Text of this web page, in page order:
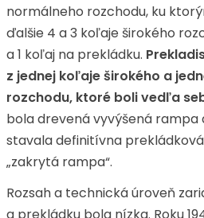
normálneho rozchodu, ku
ďalšie 4 a 3 koľaje širokého
a 1 koľaj na prekládku.
z jednej koľaje širokého a
rozchodu, ktoré boli vedľa
bola drevená vyvýšená rampa
stavala definitívna
„zakrytá rampa“.
Rozsah a technická úroveň